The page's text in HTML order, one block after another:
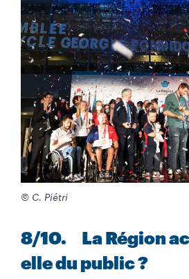
© C. Piétri
8/10. La Région
elle du public ?